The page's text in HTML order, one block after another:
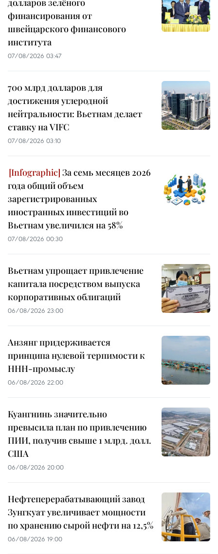
финансирования от
швейцарского финансового
института
07/08/2026 03:47
700 млрд долларов для
достижения углеродной
нейтральности: Вьетнам делает
ставку на VIFC
07/08/2026 03:10
За семь месяцев 2026
года общий объем
зарегистрированных
иностранных инвестиций во
Вьетнам увеличился на 58%
07/08/2026 00:30
Вьетнам упрощает привлечение
капитала посредством выпуска
корпоративных облигаций
06/08/2026 23:00
Анзянг придерживается
принципа нулевой терпимости к
ННН-промыслу
06/08/2026 22:00
Куангнинь значительно
превысила план по привлечению
ПИИ, получив свыше 1 млрд. долл.
США
06/08/2026 20:00
Нефтеперерабатывающий завод
Зунгкуат увеличивает мощности
по хранению сырой нефти на 12,5%
06/08/2026 19:00